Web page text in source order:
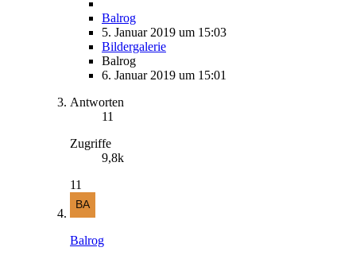
Balrog
5. Januar 2019 um 15:03
Bildergalerie
Balrog
6. Januar 2019 um 15:01
Antworten
11
Zugriffe
9,8k
11
Balrog